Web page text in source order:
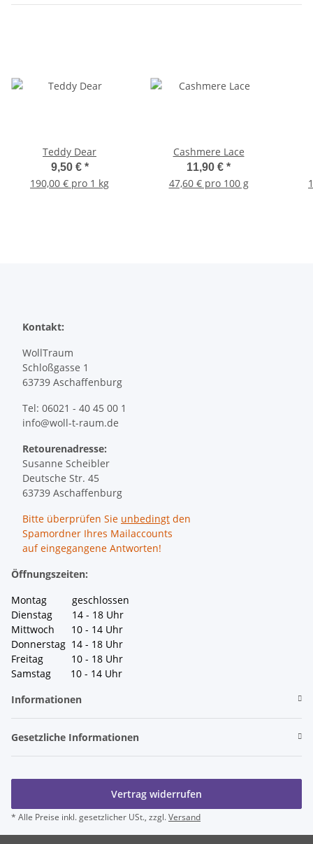
Teddy Dear
9,50 € *
190,00 € pro 1 kg
Cashmere Lace
11,90 € *
47,60 € pro 100 g
Kontakt:
WollTraum
Schloßgasse 1
63739 Aschaffenburg
Tel: 06021 - 40 45 00 1
info@woll-t-raum.de
Retourenadresse:
Susanne Scheibler
Deutsche Str. 45
63739 Aschaffenburg
Bitte überprüfen Sie unbedingt den
Spamordner Ihres Mailaccounts
auf eingegangene Antworten!
Öffnungszeiten:
Montag geschlossen
Dienstag 14 - 18 Uhr
Mittwoch 10 - 14 Uhr
Donnerstag 14 - 18 Uhr
Freitag 10 - 18 Uhr
Samstag 10 - 14 Uhr
Informationen
Gesetzliche Informationen
Vertrag widerrufen
* Alle Preise inkl. gesetzlicher USt., zzgl.Versand